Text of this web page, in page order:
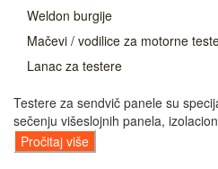
Weldon burgije
Mačevi / vodilice za motorne
Lanac za testere
Testere za sendvič panele su
sečenju višeslojnih panela,
Pročitaj više